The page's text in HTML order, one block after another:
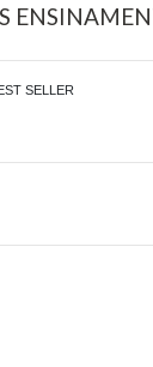
SELLER